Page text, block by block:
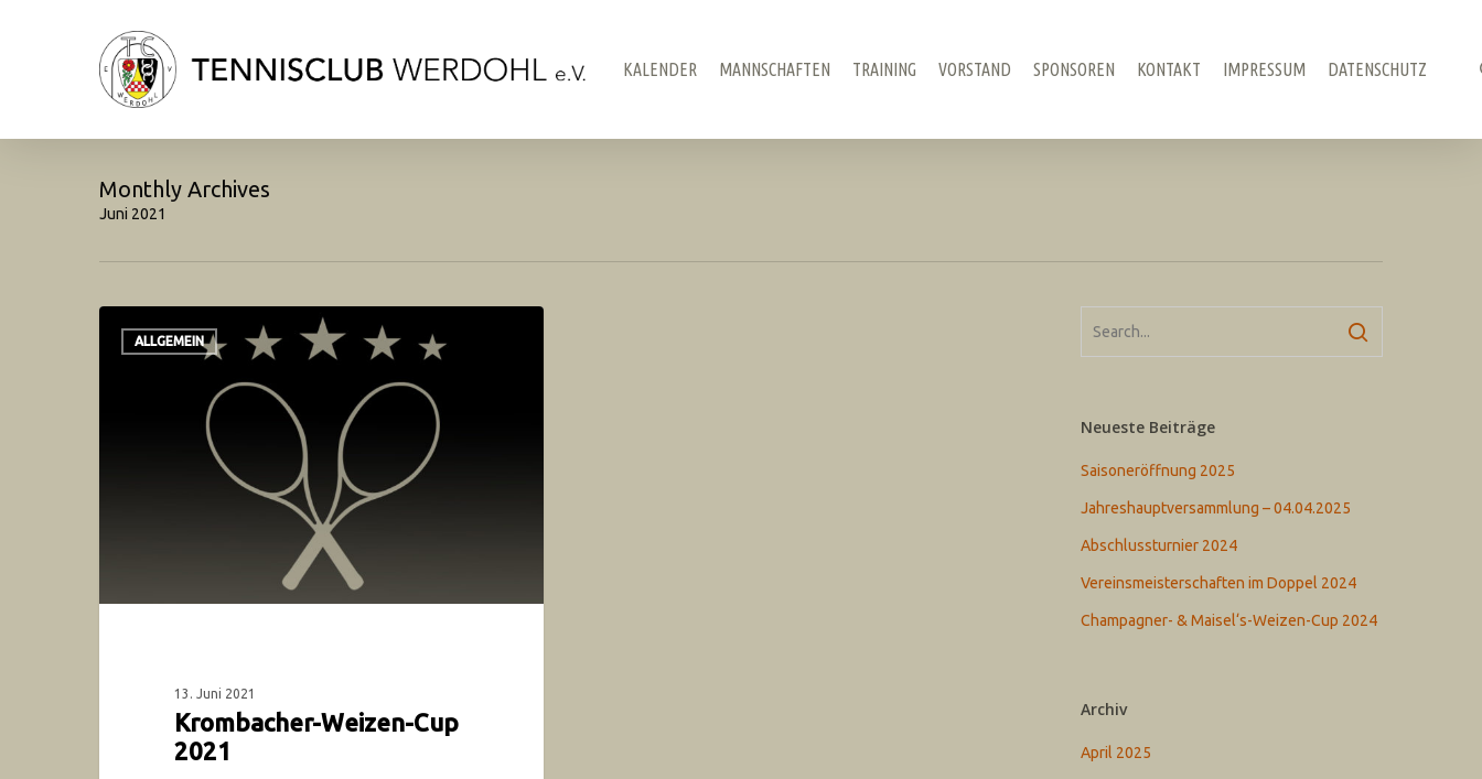
KALENDER MANNSCHAFTEN TRAINING VORSTAND SPONSOREN KONTAKT IMPRESSUM DATENSCHUTZ
Monthly Archives
Juni 2021
ALLGEMEIN
13. Juni 2021
Krombacher-Weizen-Cup
2021
Neueste Beiträge
Saisoneröffnung 2025
Jahreshauptversammlung – 04.04.2025
Abschlussturnier 2024
Vereinsmeisterschaften im Doppel 2024
Champagner- & Maisel‘s-Weizen-Cup 2024
Archiv
April 2025